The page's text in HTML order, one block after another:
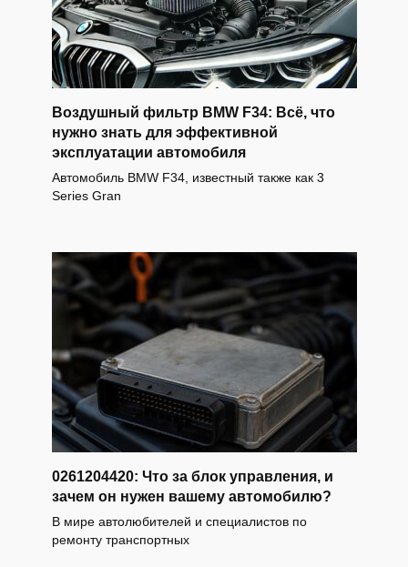
Воздушный фильтр BMW F34: Всё, что
нужно знать для эффективной
эксплуатации автомобиля
Автомобиль BMW F34, известный также как 3
Series Gran
0261204420: Что за блок управления, и
зачем он нужен вашему автомобилю?
В мире автолюбителей и специалистов по
ремонту транспортных